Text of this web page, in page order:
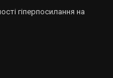
гіперпосилання на